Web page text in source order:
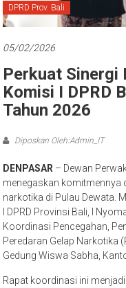
Bali
DPRD Prov. Bali
05/02/2026
Perkuat Sinergi
Komisi I DPRD
Tahun 2026
Diposkan Oleh:Admin_IT
DENPASAR – Dewan
menegaskan komitmennya
narkotika di Pulau Dewata.
I DPRD Provinsi Bali, I
Koordinasi Pencegahan,
Peredaran Gelap Narkotika
Gedung Wiswa Sabha,
Rapat koordinasi ini